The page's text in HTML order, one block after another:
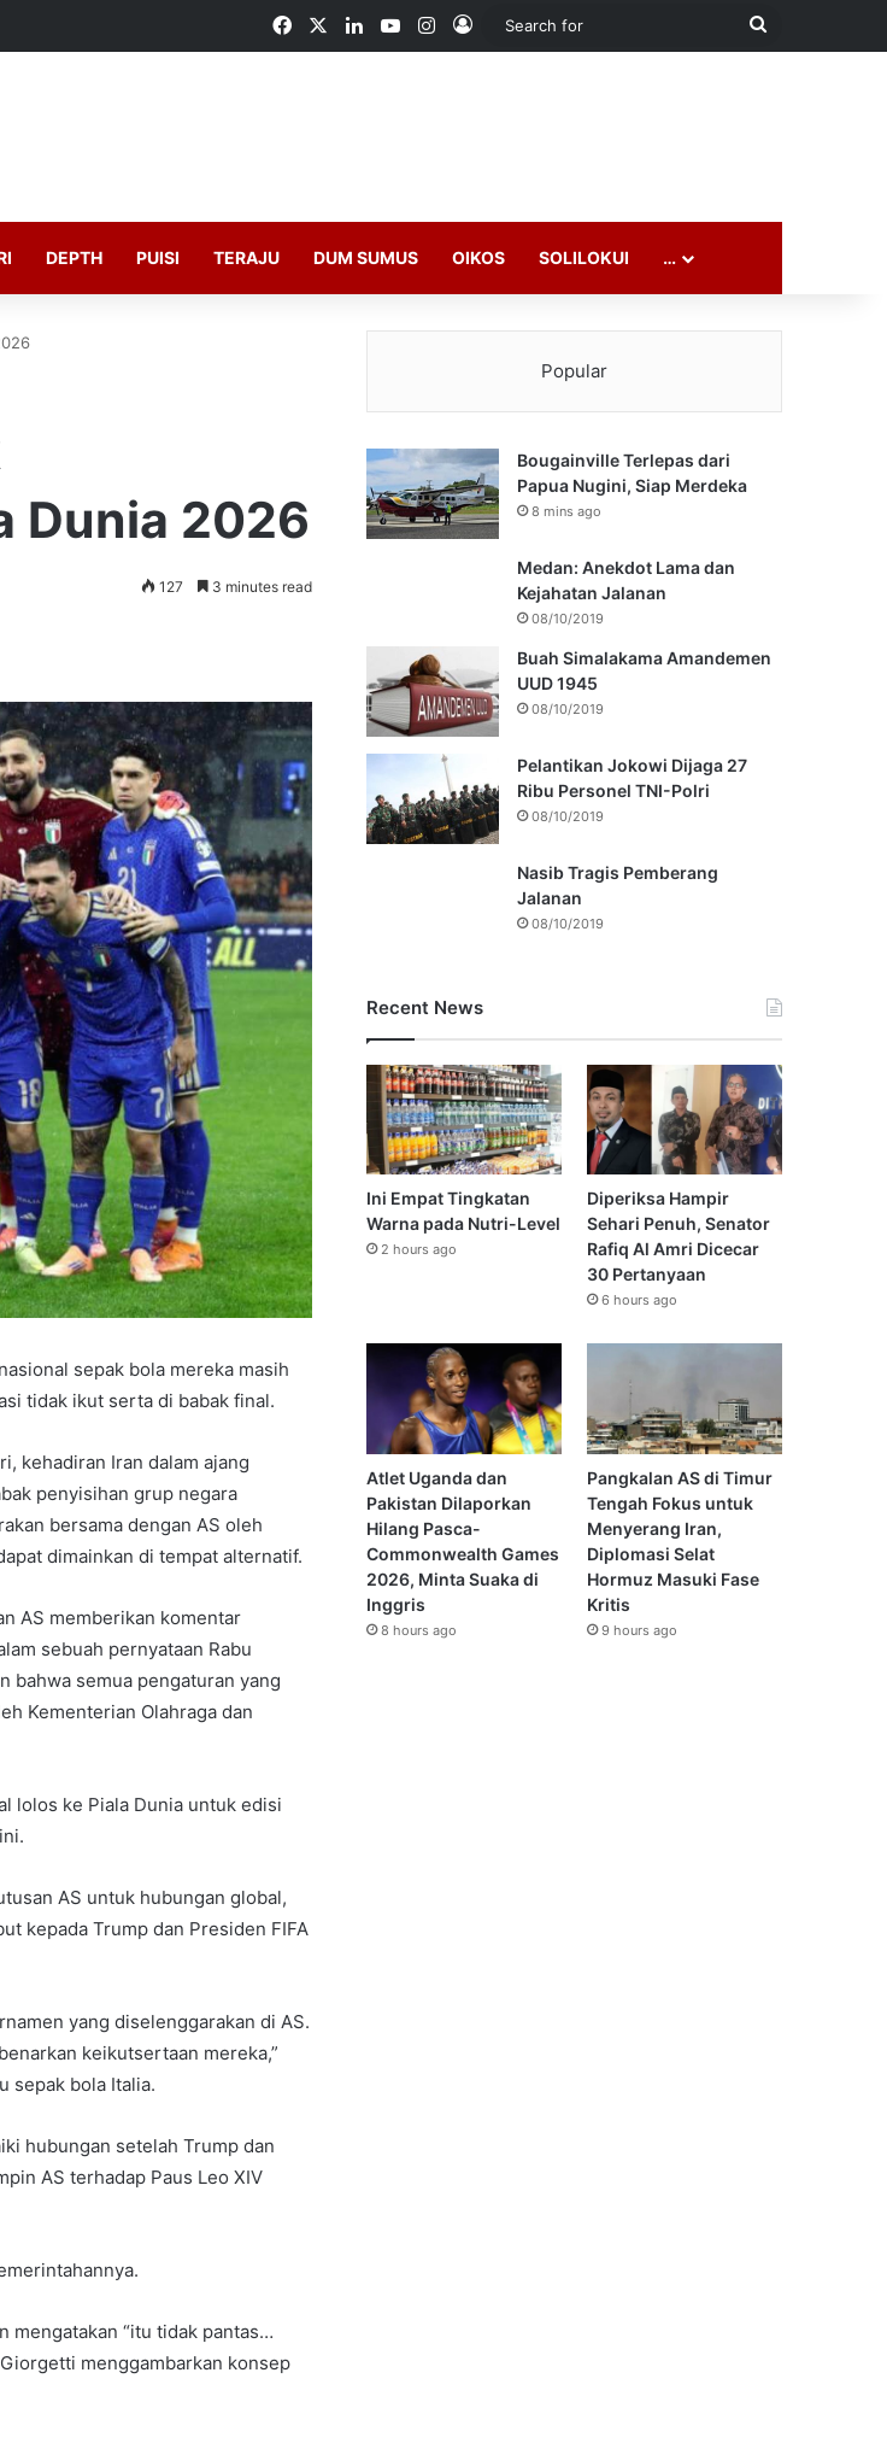
FacebookLinkedInYouTubeInstagram
Log In
Search
DEPTH PUISI TERAJU DUM SUMUS OIKOS SOLILOKUI …
Dunia 2026
127 3 minutes read
sepak bola mereka masih
tidak ikut serta di babak final.
kehadiran Iran dalam ajang
penyisihan grup negara
bersama dengan AS oleh
dimainkan di tempat alternatif.
AS memberikan komentar
sebuah pernyataan Rabu
bahwa semua pengaturan yang
Kementerian Olahraga dan
lolos ke Piala Dunia untuk edisi
AS untuk hubungan global,
kepada Trump dan Presiden FIFA
yang diselenggarakan di AS.
keikutsertaan mereka,”
sepak bola Italia.
hubungan setelah Trump dan
AS terhadap Paus Leo XIV
mengatakan “itu tidak pantas…
menggambarkan konsep
Popular
Bougainville Terlepas dari
Papua Nugini, Siap Merdeka
8 mins ago
Medan: Anekdot Lama dan
Kejahatan Jalanan
08/10/2019
Buah Simalakama Amandemen
UUD 1945
08/10/2019
Pelantikan Jokowi Dijaga 27
Ribu Personel TNI-Polri
08/10/2019
Nasib Tragis Pemberang
Jalanan
08/10/2019
Recent News
Ini Empat Tingkatan
Warna pada Nutri-Level
2 hours ago
Diperiksa Hampir
Sehari Penuh, Senator
Rafiq Al Amri Dicecar
30 Pertanyaan
6 hours ago
Atlet Uganda dan
Pakistan Dilaporkan
Hilang Pasca-
Commonwealth Games
2026, Minta Suaka di
Inggris
8 hours ago
Pangkalan AS di Timur
Tengah Fokus untuk
Menyerang Iran,
Diplomasi Selat
Hormuz Masuki Fase
Kritis
9 hours ago